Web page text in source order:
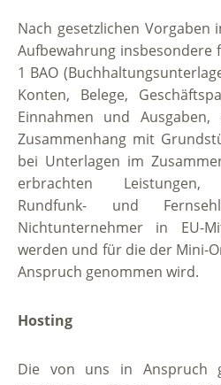
Nach gesetzlichen
Aufbewahrung insbesondere
1 BAO
Konten, Belege,
Einnahmen und
Zusammenhang mit
bei Unterlagen im
erbrachten Leistungen,
Rundfunk- und
Nichtunternehmer in EU-
werden und für die der Mini-
Anspruch genommen wird.
Hosting
Die von uns in Anspruch